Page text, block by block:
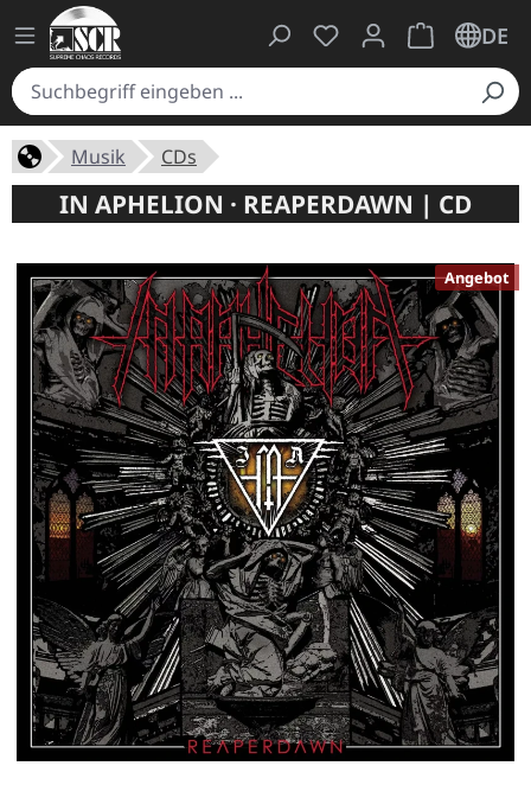
Du hast 0 Produkte
Warenkorb
DE
Musik CDs
IN APHELION · REAPERDAWN | CD
Angebot